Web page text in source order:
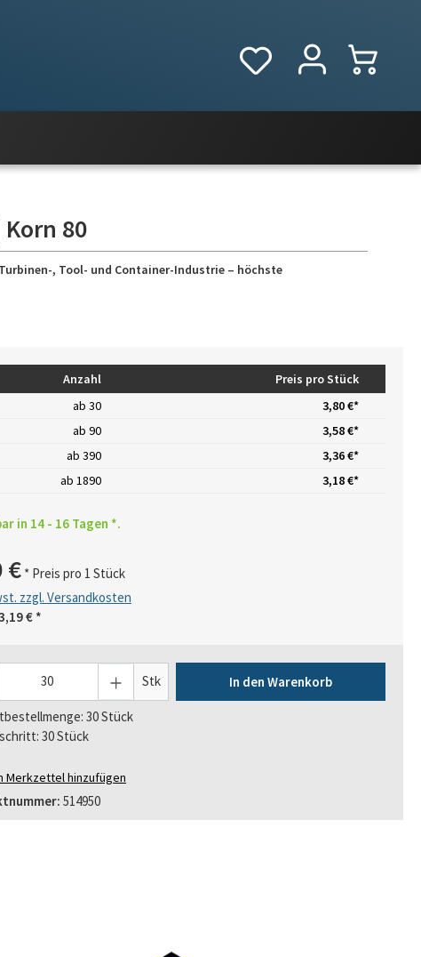
80
, Tool- und Container-Industrie – höchste
Anzahl
Preis pro Stück
ab 30
3,80 €*
ab 90
3,58 €*
ab 390
3,36 €*
ab 1890 3,18 €*
in 14 - 16 Tagen *.
€ * Preis pro 1 Stück
zzgl. Versandkosten
€ *
Stk In den Warenkorb
30 Stück
30 Stück
Merkzettel hinzufügen
514950